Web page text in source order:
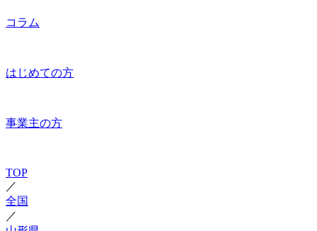
コラム
はじめての方
事業主の方
TOP
／
全国
／